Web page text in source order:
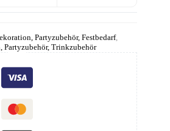
Partyzubehör, Festbedarf,
Trinkzubehör